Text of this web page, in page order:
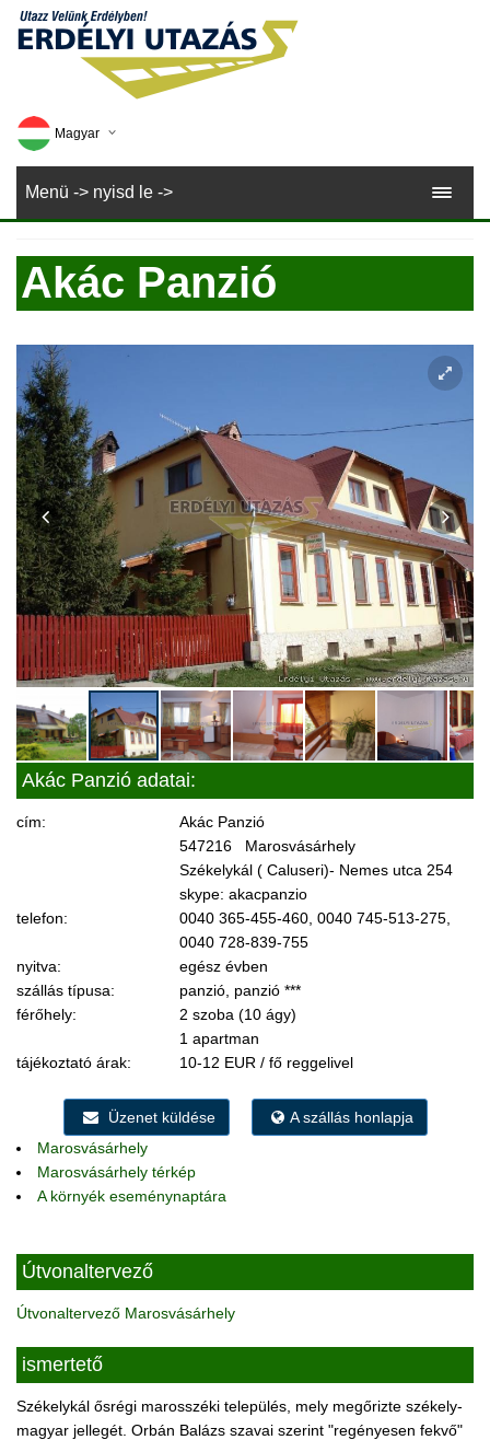
Magyar
Deutsch
Romana
Menü -> nyisd le ->
Akác Panzió
Akác Panzió adatai:
cím:
Akác Panzió
547216 Marosvásárhely
Székelykál ( Caluseri)- Nemes utca 254
skype: akacpanzio
telefon:
0040 365-455-460, 0040 745-513-275,
0040 728-839-755
nyitva:
egész évben
szállás típusa:
panzió, panzió ***
férőhely:
2 szoba (10 ágy)
1 apartman
tájékoztató árak:
10-12 EUR / fő reggelivel
Üzenet küldése
A szállás honlapja
Marosvásárhely
Marosvásárhely térkép
A környék eseménynaptára
Útvonaltervező
Útvonaltervező Marosvásárhely
ismertető
Székelykál ősrégi marosszéki település, mely megőrizte székely-
magyar jellegét. Orbán Balázs szavai szerint "regényesen fekvő"